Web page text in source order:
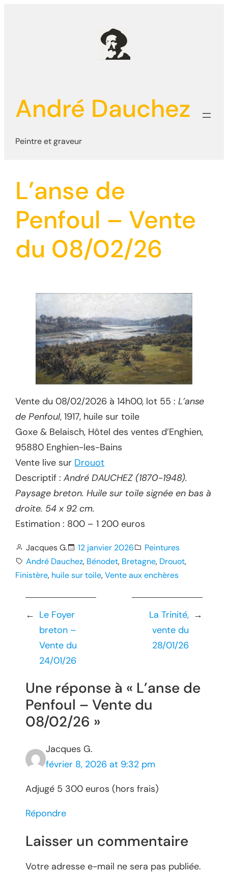
André Dauchez
Peintre et graveur
L’anse de
Penfoul – Vente
du 08/02/26
Vente du 08/02/2026 à 14h00, lot 55 :L’anse
de Penfoul, 1917, huile sur toile
Goxe & Belaisch, Hôtel des ventes d’Enghien,
95880 Enghien-les-Bains
Vente live sur Drouot
Descriptif :André DAUCHEZ (1870-1948).
Paysage breton. Huile sur toile signée en bas à
droite. 54 x 92 cm.
Estimation : 800 – 1 200 euros
Jacques G. 12 janvier 2026
Peintures
André Dauchez, Bénodet, Bretagne, Drouot,
Finistère, huile sur toile, Vente aux enchères
← Le Foyer
breton –
Vente du
24/01/26
→
La Trinité,
vente du
28/01/26
Une réponse à « L’anse de
Penfoul – Vente du
08/02/26 »
Jacques G.
février 8, 2026 at 9:32 pm
Adjugé 5 300 euros (hors frais)
Répondre
Laisser un commentaire
Votre adresse e-mail ne sera pas publiée.